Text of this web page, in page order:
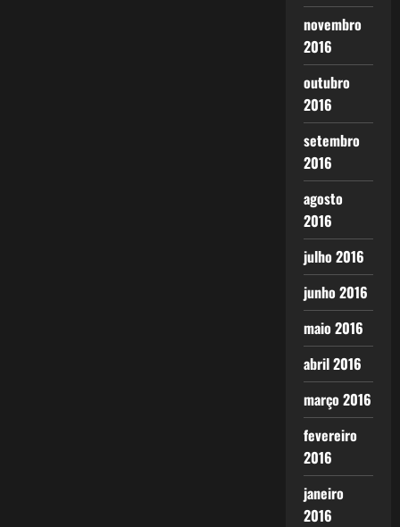
novembro
2016
outubro
2016
setembro
2016
agosto
2016
julho 2016
junho 2016
maio 2016
abril 2016
março 2016
fevereiro
2016
janeiro
2016